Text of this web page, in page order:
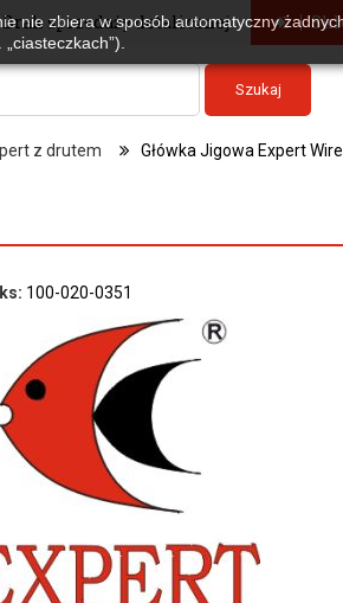
Brak sprzedaży detalicznej
Szukaj
z drutem Główka Jigowa Expert
100-020-0351
nie zbiera w sposób automatyczny